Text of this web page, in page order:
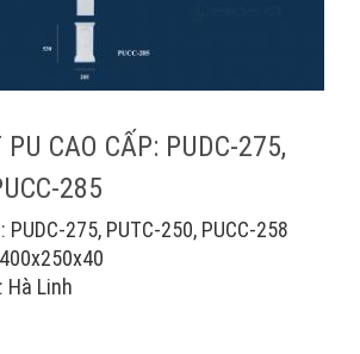
PU CAO CẤP: PUDC-275,
285
275, PUTC-250, PUCC-258
Hà Linh